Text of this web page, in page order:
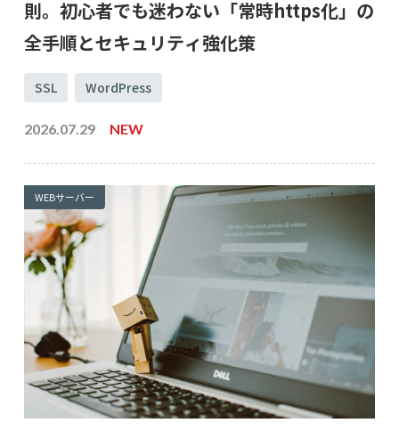
則。初心者でも迷わない「常時https化」の
全手順とセキュリティ強化策
SSL WordPress
2026.07.29 NEW
WEBサーバー